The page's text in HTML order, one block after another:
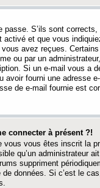
S’ils sont
et que vous
avez reçues.
ou par un
Si un e-mail vous a
fourni une adresse
de e-mail fournie est
connecter à présent ?!
vous vous êtes inscrit la
qu’un administrateur
suppriment
données. Si c’est le